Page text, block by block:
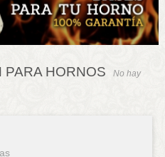
PARA HORNOS
No hay